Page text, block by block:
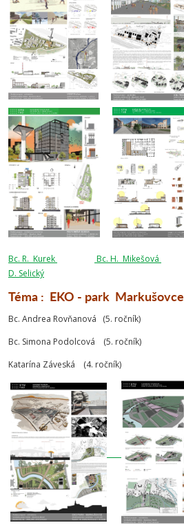
Bc. R. Kurek Bc. H. Mikešová
D. Selický
Téma : EKO - park Markušovce
Bc. Andrea Rovňanová (5. ročník)
Bc. Simona Podolcová (5. ročník)
Katarína Záveská (4. ročník)